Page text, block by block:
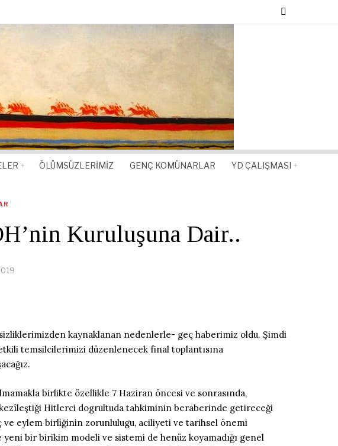
ÖLÜMSÜZLERIMIZ GENÇ KOMÜNARLAR YD ÇALIŞMASI
Kuruluşuna Dair..
kaynaklanan nedenlerle- geç haberimiz oldu. Şimdi
temsilcilerimizi düzenlenecek final toplantısına
ve sonrasında,
Hitlerci dogrultuda tahkiminin beraberinde getireceği
ve eylem birliğinin zorunlulugu, aciliyeti ve tarihsel önemi
bir birikim modeli ve sistemi de henüz koyamadığı genel